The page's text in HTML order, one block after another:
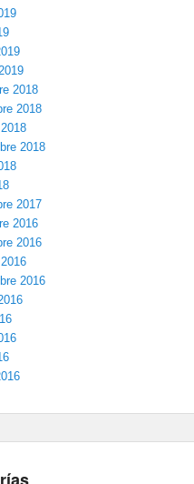
2018
2018
2018
2017
2016
2016
2016